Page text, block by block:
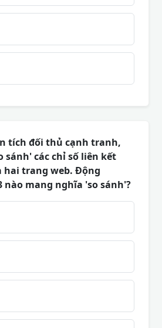
tích đối thủ cạnh tranh,
sánh' các chỉ số liên kết
hai trang web. Động
mang nghĩa 'so sánh'?